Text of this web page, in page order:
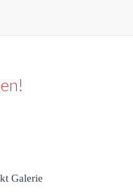
Galerie